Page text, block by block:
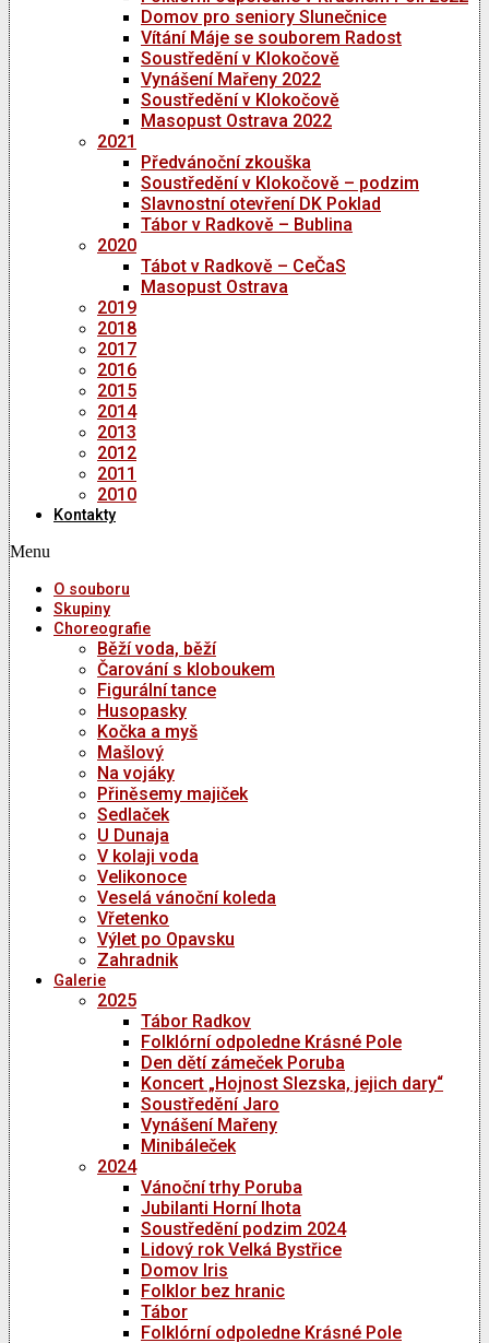
Domov pro seniory Slunečnice
Vítání Máje se souborem Radost
Soustředění v Klokočově
Vynášení Mařeny 2022
Soustředění v Klokočově
Masopust Ostrava 2022
2021
Předvánoční zkouška
Soustředění v Klokočově – podzim
Slavnostní otevření DK Poklad
Tábor v Radkově – Bublina
2020
Tábot v Radkově – CeČaS
Masopust Ostrava
2019
2018
2017
2016
2015
2014
2013
2012
2011
2010
Kontakty
Menu
O souboru
Skupiny
Choreografie
Běží voda, běží
Čarování s kloboukem
Figurální tance
Husopasky
Kočka a myš
Mašlový
Na vojáky
Přiněsemy majiček
Sedlaček
U Dunaja
V kolaji voda
Velikonoce
Veselá vánoční koleda
Vřetenko
Výlet po Opavsku
Zahradnik
Galerie
2025
Tábor Radkov
Folklórní odpoledne Krásné Pole
Den dětí zámeček Poruba
Koncert „Hojnost Slezska, jejich dary“
Soustředění Jaro
Vynášení Mařeny
Minibáleček
2024
Vánoční trhy Poruba
Jubilanti Horní lhota
Soustředění podzim 2024
Lidový rok Velká Bystřice
Domov Iris
Folklor bez hranic
Tábor
Folklórní odpoledne Krásné Pole